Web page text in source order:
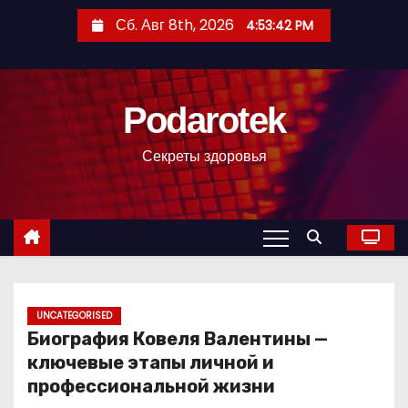
с
Сб. Авг 8th, 2026 4:53:43 PM
Podarotek
Секреты здоровья
UNCATEGORISED
Биография Ковеля Валентины —
ключевые этапы личной и
профессиональной жизни